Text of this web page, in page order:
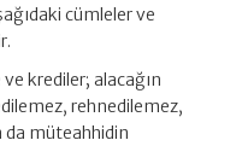
cümleler ve
krediler; alacağın
rehnedilemez,
müteahhidin